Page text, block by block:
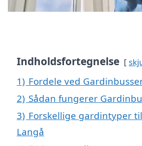
Indholdsfortegnelse
1) Fordele ved
2) Sådan fungerer
3) Forskellige gardintyper
Langå